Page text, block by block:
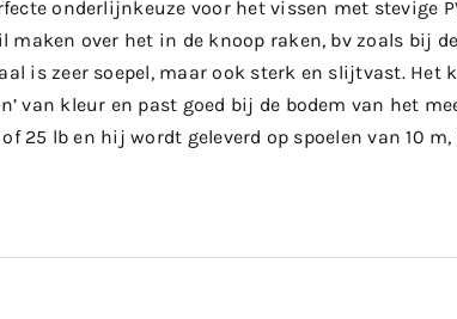
onderlijnkeuze voor het vissen met stevige
maken over het in de knoop raken, bv zoals bij
is zeer soepel, maar ook sterk en slijtvast. Het
van kleur en past goed bij de bodem van het
25 lb en hij wordt geleverd op spoelen van 10